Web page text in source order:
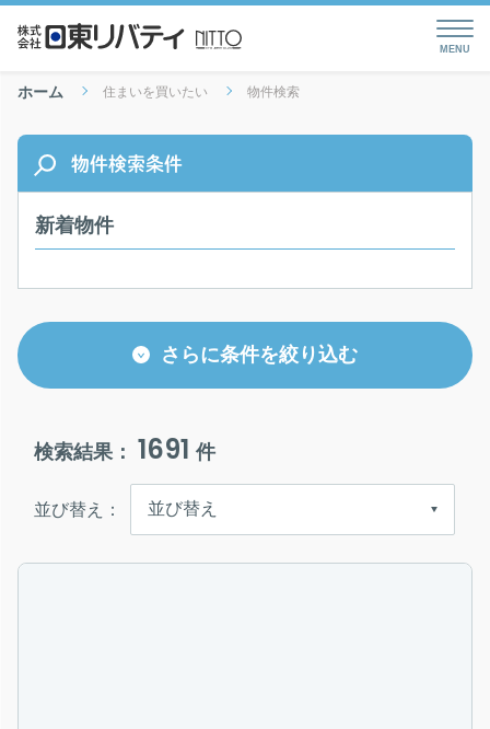
ホーム 住まいを買いたい 物件検索
物件検索条件
新着物件
さらに条件を絞り込む
検索結果： 1691 件
並び替え：